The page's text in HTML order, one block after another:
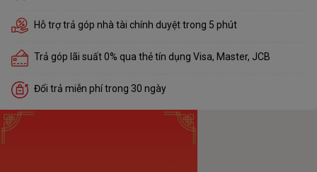
Hỗ trợ trả góp nhà tài chính duyệt trong 5 phút
Trả góp lãi suất 0% qua thẻ tín dụng Visa, Master, JCB
Đổi trả miễn phí trong 30 ngày